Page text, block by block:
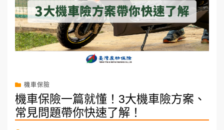
機車保險
機車保險一篇就懂！3大機車險方案、
常見問題帶你快速了解！